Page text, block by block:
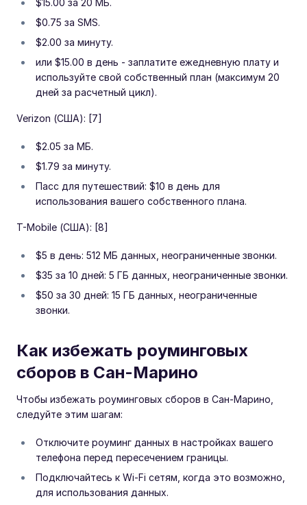
$0.75 за SMS.
$2.00 за минуту.
или $15.00 в день - заплатите ежедневную плату и
используйте свой собственный план (максимум 20
дней за расчетный цикл).
Verizon (США): [7]
$2.05 за МБ.
$1.79 за минуту.
Пасс для путешествий: $10 в день для
использования вашего собственного плана.
T-Mobile (США): [8]
$5 в день: 512 МБ данных, неограниченные звонки.
$35 за 10 дней: 5 ГБ данных, неограниченные звонки.
$50 за 30 дней: 15 ГБ данных, неограниченные
звонки.
Как избежать роуминговых
сборов в Сан-Марино
Чтобы избежать роуминговых сборов в Сан-Марино,
следуйте этим шагам:
Отключите роуминг данных в настройках вашего
телефона перед пересечением границы.
Подключайтесь к Wi-Fi сетям, когда это возможно,
для использования данных.